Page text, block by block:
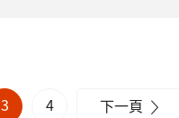
3 4 下一頁